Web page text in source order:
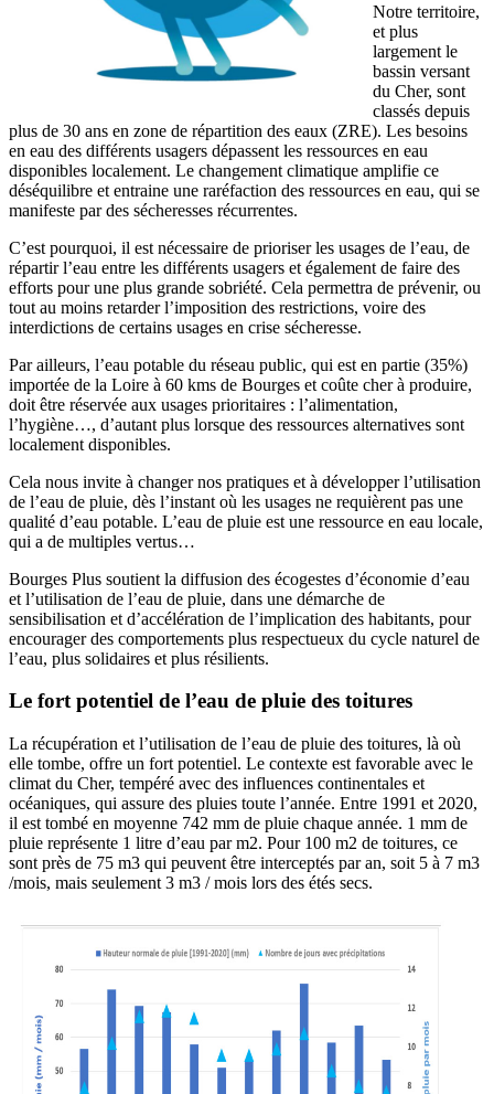
Notre territoire,
et plus
largement le
bassin versant
du Cher, sont
classés depuis
plus de 30 ans en zone de répartition des eaux (ZRE). Les besoins
en eau des différents usagers dépassent les ressources en eau
disponibles localement. Le changement climatique amplifie ce
déséquilibre et entraine une raréfaction des ressources en eau, qui se
manifeste par des sécheresses récurrentes.
C’est pourquoi, il est nécessaire de prioriser les usages de l’eau, de
répartir l’eau entre les différents usagers et également de faire des
efforts pour une plus grande sobriété. Cela permettra de prévenir, ou
tout au moins retarder l’imposition des restrictions, voire des
interdictions de certains usages en crise sécheresse.
Par ailleurs, l’eau potable du réseau public, qui est en partie (35%)
importée de la Loire à 60 kms de Bourges et coûte cher à produire,
doit être réservée aux usages prioritaires : l’alimentation,
l’hygiène…, d’autant plus lorsque des ressources alternatives sont
localement disponibles.
Cela nous invite à changer nos pratiques et à développer l’utilisation
de l’eau de pluie, dès l’instant où les usages ne requièrent pas une
qualité d’eau potable. L’eau de pluie est une ressource en eau locale,
qui a de multiples vertus…
Bourges Plus soutient la diffusion des écogestes d’économie d’eau
et l’utilisation de l’eau de pluie, dans une démarche de
sensibilisation et d’accélération de l’implication des habitants, pour
encourager des comportements plus respectueux du cycle naturel de
l’eau, plus solidaires et plus résilients.
Le fort potentiel de l’eau de pluie des toitures
La récupération et l’utilisation de l’eau de pluie des toitures, là où
elle tombe, offre un fort potentiel. Le contexte est favorable avec le
climat du Cher, tempéré avec des influences continentales et
océaniques, qui assure des pluies toute l’année. Entre 1991 et 2020,
il est tombé en moyenne 742 mm de pluie chaque année. 1 mm de
pluie représente 1 litre d’eau par m2. Pour 100 m2 de toitures, ce
sont près de 75 m3 qui peuvent être interceptés par an, soit 5 à 7 m3
/mois, mais seulement 3 m3 / mois lors des étés secs.